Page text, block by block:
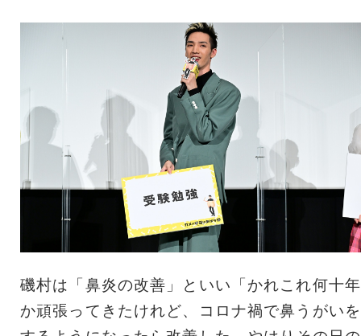
磯村は「鼻炎の改善」といい「かれこれ何十年
か頑張ってきたけれど、コロナ禍で鼻うがいを